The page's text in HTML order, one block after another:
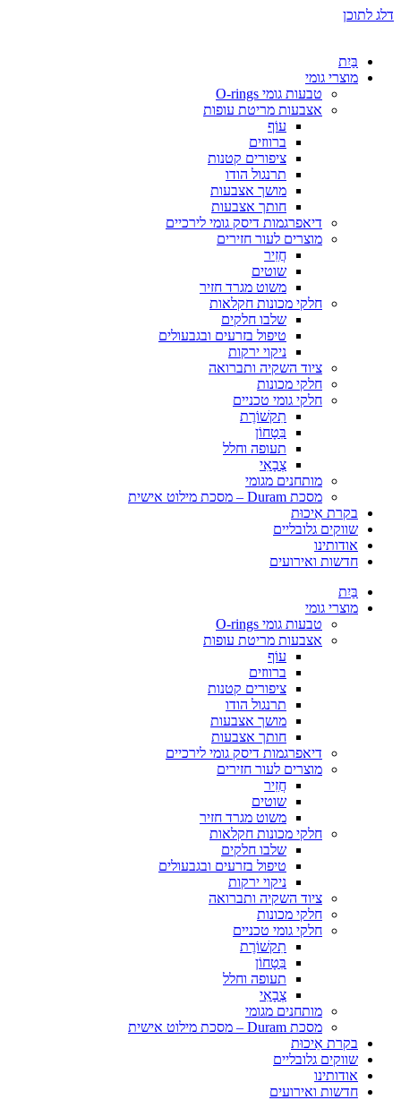
דלג לתוכן
בַּיִת
מוצרי גומי
טבעות גומי O-rings
אצבעות מריטת עופות
עוֹף
ברווזים
ציפורים קטנות
תרנגול הודו
מושך אצבעות
חותך אצבעות
דיאפרגמות דיסק גומי לירכיים
מוצרים לעור חזירים
חֲזִיר
שוטים
משוט מגרד חזיר
חלקי מכונות חקלאות
שלבו חלקים
טיפול בזרעים ובגבעולים
ניקוי ירקות
ציוד השקיה ותברואה
חלקי מכונות
חלקי גומי טכניים
תִקשׁוֹרֶת
בִּטָחוֹן
תעופה וחלל
צְבָאִי
מותחנים מגומי
מסכת Duram – מסכת מילוט אישית
בקרת אֵיכוּת
שווקים גלובליים
אודותינו
חדשות ואירועים
בַּיִת
מוצרי גומי
טבעות גומי O-rings
אצבעות מריטת עופות
עוֹף
ברווזים
ציפורים קטנות
תרנגול הודו
מושך אצבעות
חותך אצבעות
דיאפרגמות דיסק גומי לירכיים
מוצרים לעור חזירים
חֲזִיר
שוטים
משוט מגרד חזיר
חלקי מכונות חקלאות
שלבו חלקים
טיפול בזרעים ובגבעולים
ניקוי ירקות
ציוד השקיה ותברואה
חלקי מכונות
חלקי גומי טכניים
תִקשׁוֹרֶת
בִּטָחוֹן
תעופה וחלל
צְבָאִי
מותחנים מגומי
מסכת Duram – מסכת מילוט אישית
בקרת אֵיכוּת
שווקים גלובליים
אודותינו
חדשות ואירועים